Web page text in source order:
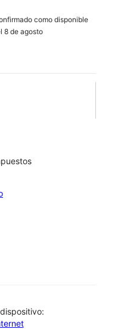
como disponible
8 de agosto